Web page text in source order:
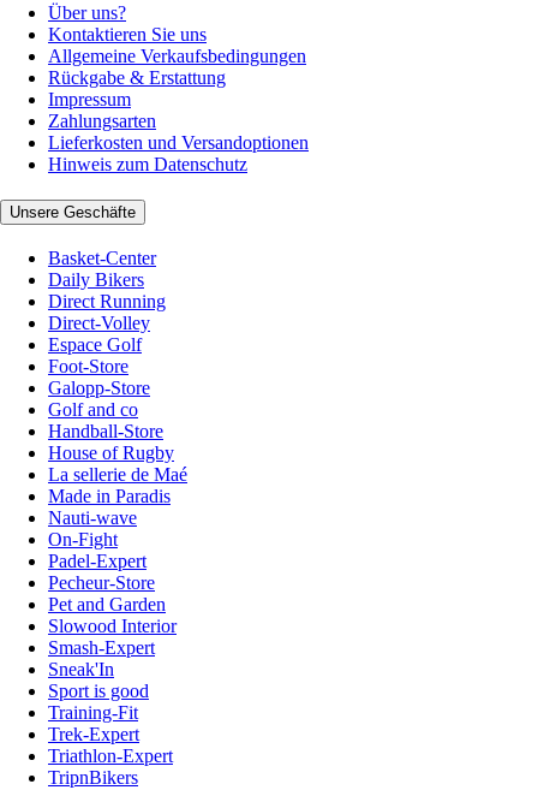
Über uns?
Kontaktieren Sie uns
Allgemeine Verkaufsbedingungen
Rückgabe & Erstattung
Impressum
Zahlungsarten
Lieferkosten und Versandoptionen
Hinweis zum Datenschutz
Unsere Geschäfte
Basket-Center
Daily Bikers
Direct Running
Direct-Volley
Espace Golf
Foot-Store
Galopp-Store
Golf and co
Handball-Store
House of Rugby
La sellerie de Maé
Made in Paradis
Nauti-wave
On-Fight
Padel-Expert
Pecheur-Store
Pet and Garden
Slowood Interior
Smash-Expert
Sneak'In
Sport is good
Training-Fit
Trek-Expert
Triathlon-Expert
TripnBikers